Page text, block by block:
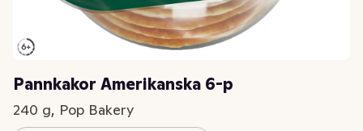
Pannkakor Amerikanska 6-p
240 g, Pop Bakery